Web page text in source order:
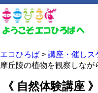
エコひろば > 講座・催しス
摩丘陵の植物を観察しなが
《 自然体験講座